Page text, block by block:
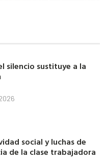
silencio sustituye a la
social y luchas de
de la clase trabajadora